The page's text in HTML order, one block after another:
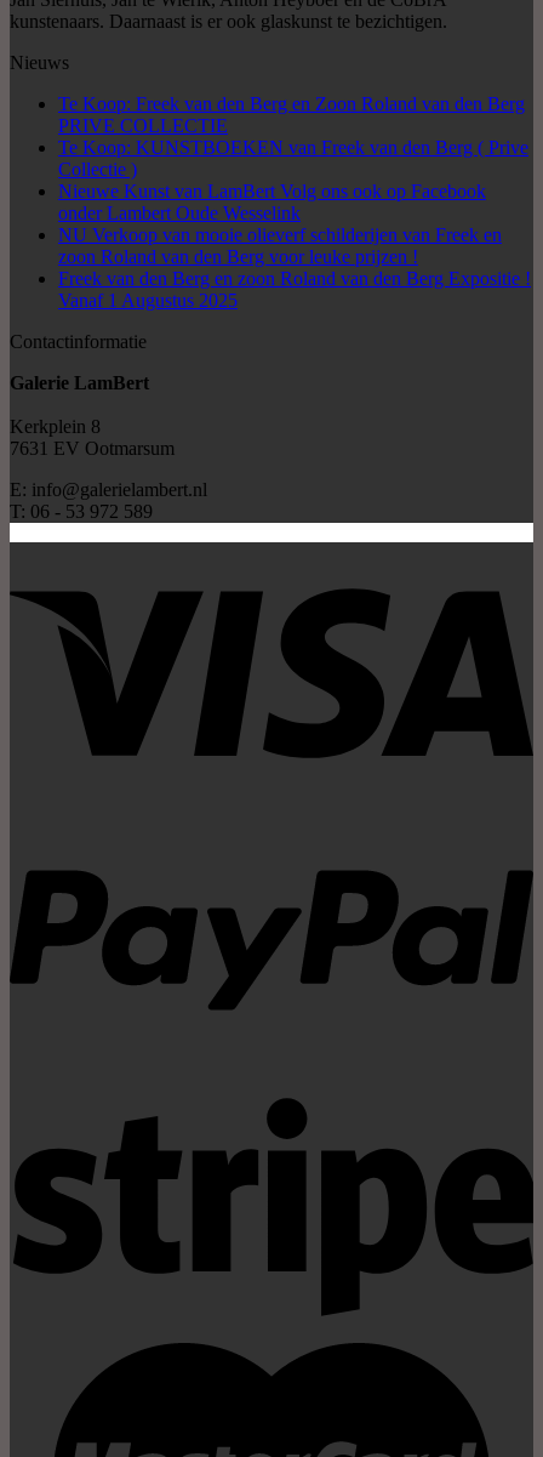
kunstenaars. Daarnaast is er ook glaskunst te bezichtigen.
Nieuws
Te Koop: Freek van den Berg en Zoon Roland van den Berg
PRIVE COLLECTIE
Te Koop: KUNSTBOEKEN van Freek van den Berg ( Prive
Collectie )
Nieuwe Kunst van LamBert Volg ons ook op Facebook
onder Lambert Oude Wesselink
NU Verkoop van mooie olieverf schilderijen van Freek en
zoon Roland van den Berg voor leuke prijzen !
Freek van den Berg en zoon Roland van den Berg Expositie !
Vanaf 1 Augustus 2025
Contactinformatie
Galerie LamBert
Kerkplein 8
7631 EV Ootmarsum
E: info@galerielambert.nl
T: 06 - 53 972 589